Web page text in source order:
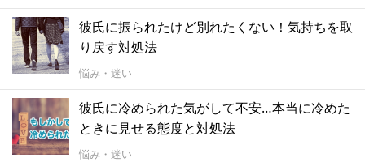
彼氏に振られたけど別れたくない！気持ちを取
り戻す対処法
悩み・迷い
彼氏に冷められた気がして不安…本当に冷めた
ときに見せる態度と対処法
悩み・迷い